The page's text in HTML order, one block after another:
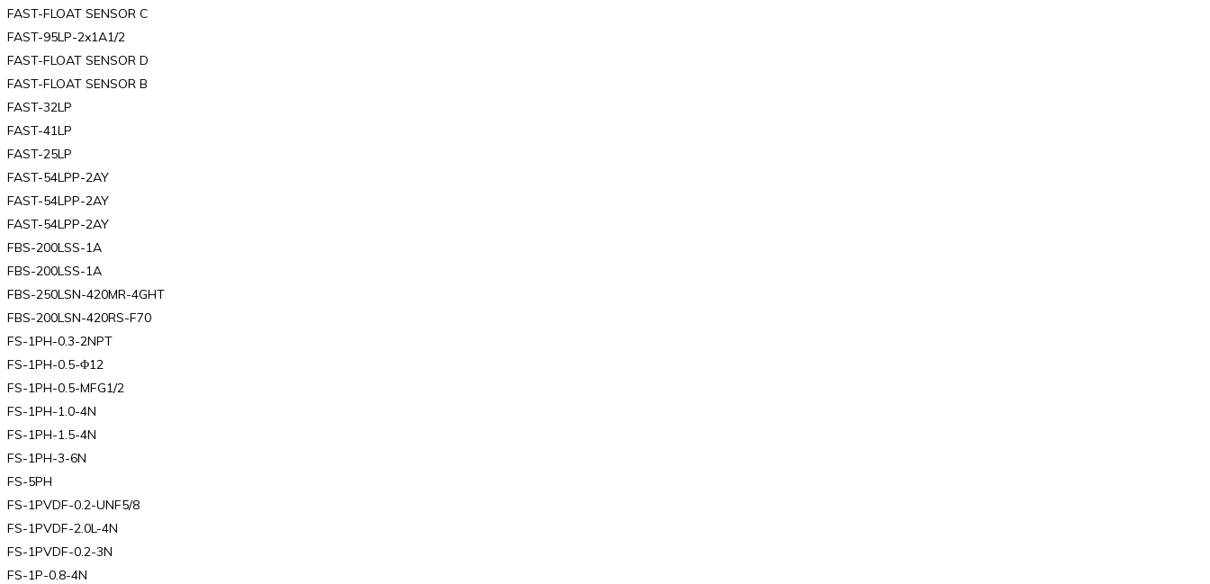
FAST-FLOAT SENSOR C
FAST-95LP-2x1A1/2
FAST-FLOAT SENSOR D
FAST-FLOAT SENSOR B
FAST-32LP
FAST-41LP
FAST-25LP
FAST-54LPP-2AY
FAST-54LPP-2AY
FAST-54LPP-2AY
FBS-200LSS-1A
FBS-200LSS-1A
FBS-250LSN-420MR-4GHT
FBS-200LSN-420RS-F70
FS-1PH-0.3-2NPT
FS-1PH-0.5-Φ12
FS-1PH-0.5-MFG1/2
FS-1PH-1.0-4N
FS-1PH-1.5-4N
FS-1PH-3-6N
FS-5PH
FS-1PVDF-0.2-UNF5/8
FS-1PVDF-2.0L-4N
FS-1PVDF-0.2-3N
FS-1P-0.8-4N